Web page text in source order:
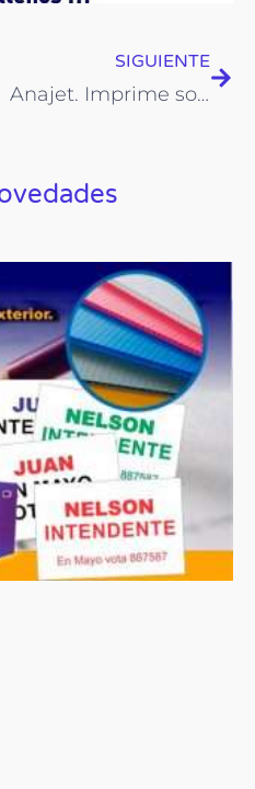
SIGUIENTE
Anajet. Imprime sobre telas oscuras con tinta blanca!